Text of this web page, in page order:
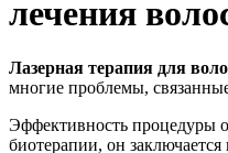
лечения
Лазерная терапия для
многие проблемы,
Эффективность процедуры
биотерапии, он